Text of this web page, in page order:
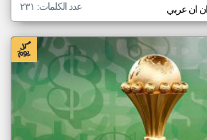
ان عربي عدد الكلمات: ٢٣١